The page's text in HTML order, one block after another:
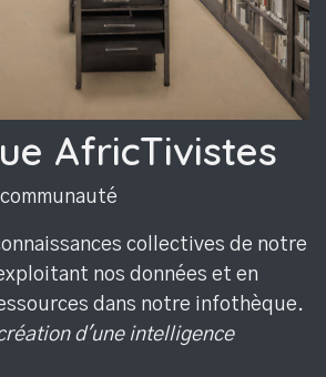
AfricTivistes
collectives de notre
nos données et en
dans notre infothèque.
d'une intelligence